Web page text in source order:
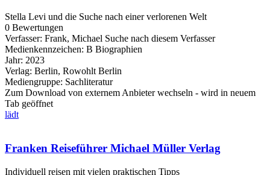
Stella Levi und die Suche nach einer verlorenen Welt
0 Bewertungen
Verfasser: Frank, Michael Suche nach diesem Verfasser
Medienkennzeichen: B Biographien
Jahr: 2023
Verlag: Berlin, Rowohlt Berlin
Mediengruppe: Sachliteratur
Zum Download von externem Anbieter wechseln - wird in neuem
Tab geöffnet
lädt
Franken Reiseführer Michael Müller Verlag
Individuell reisen mit vielen praktischen Tipps